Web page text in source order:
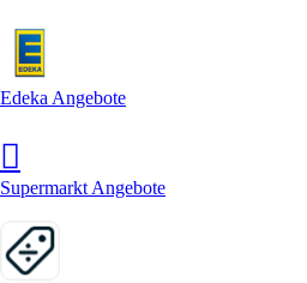
Edeka Angebote
Supermarkt Angebote